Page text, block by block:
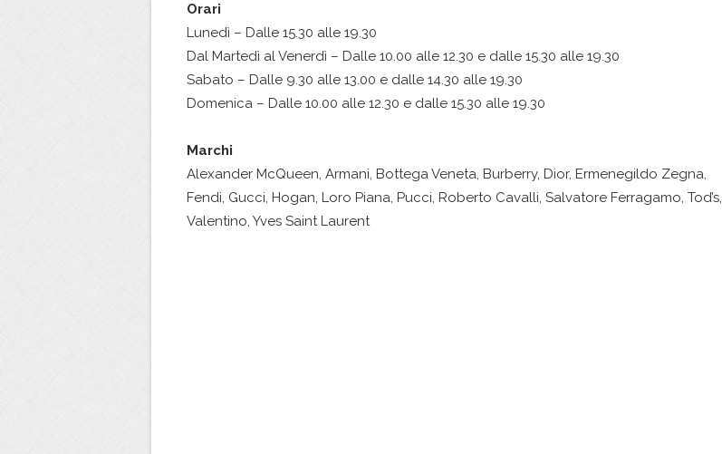
Orari
Lunedì – Dalle 15.30 alle 19.30
Dal Martedì al Venerdì – Dalle 10.00 alle 12.30 e dalle 15.30 alle 19.30
Sabato – Dalle 9.30 alle 13.00 e dalle 14.30 alle 19.30
Domenica – Dalle 10.00 alle 12.30 e dalle 15.30 alle 19.30
Marchi
Alexander McQueen, Armani, Bottega Veneta, Burberry, Dior, Ermenegildo Zegna,
Fendi, Gucci, Hogan, Loro Piana, Pucci, Roberto Cavalli, Salvatore Ferragamo, Tod’s,
Valentino, Yves Saint Laurent